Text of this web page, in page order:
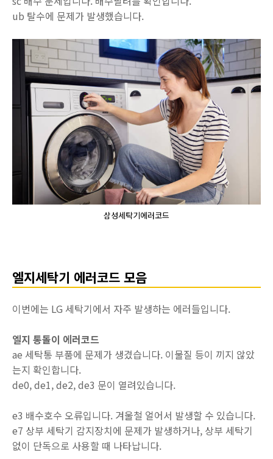
ub 탈수에 문제가 발생했습니다.
삼성세탁기에러코드
엘지세탁기 에러코드 모음
이번에는 LG 세탁기에서 자주 발생하는 에러들입니다.
엘지 통돌이 에러코드
ae 세탁통 부품에 문제가 생겼습니다. 이물질 등이 끼지 않았
는지 확인합니다.
de0, de1, de2, de3 문이 열려있습니다.
e3 배수호수 오류입니다. 겨울철 얼어서 발생할 수 있습니다.
e7 상부 세탁기 감지장치에 문제가 발생하거나, 상부 세탁기
없이 단독으로 사용할 때 나타납니다.